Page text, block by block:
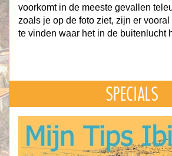
voorkomt in de meeste gevallen
zoals je op de foto ziet, zijn er
te vinden waar het in de buitenlucht
SPECIALS